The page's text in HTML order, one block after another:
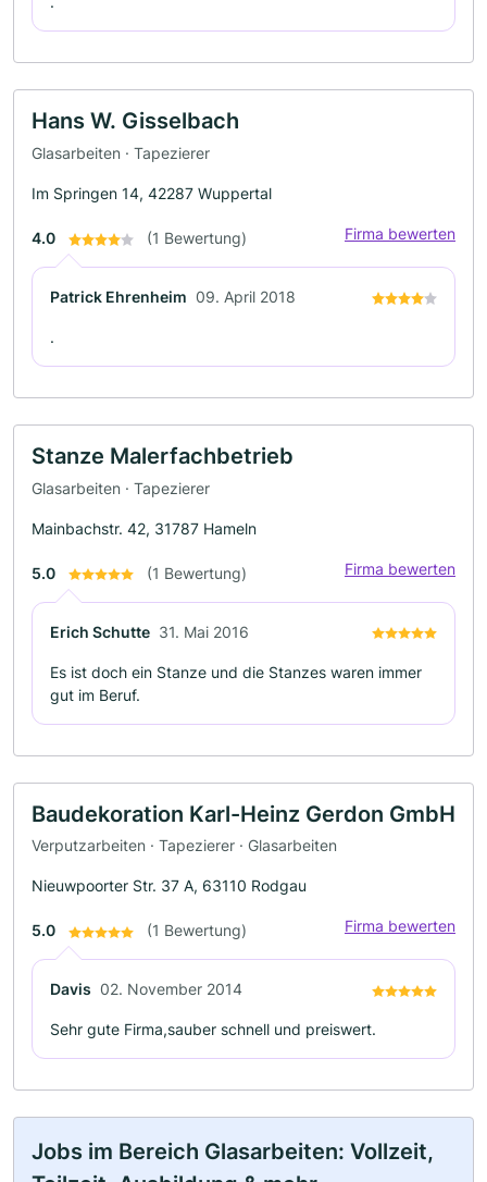
Hans W. Gisselbach
Glasarbeiten · Tapezierer
Im Springen 14, 42287 Wuppertal
4.0 (1 Bewertung) Firma bewerten
Patrick Ehrenheim 09. April 2018
.
Stanze Malerfachbetrieb
Glasarbeiten · Tapezierer
Mainbachstr. 42, 31787 Hameln
5.0 (1 Bewertung) Firma bewerten
Erich Schutte 31. Mai 2016
Es ist doch ein Stanze und die Stanzes waren immer
gut im Beruf.
Baudekoration Karl-Heinz Gerdon GmbH
Verputzarbeiten · Tapezierer · Glasarbeiten
Nieuwpoorter Str. 37 A, 63110 Rodgau
5.0 (1 Bewertung) Firma bewerten
Davis 02. November 2014
Sehr gute Firma,sauber schnell und preiswert.
Jobs im Bereich Glasarbeiten: Vollzeit,